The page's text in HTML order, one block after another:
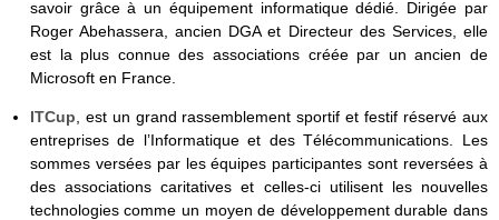
savoir grâce à un équipement informatique dédié. Dirigée par
Roger Abehassera, ancien DGA et Directeur des Services, elle
est la plus connue des associations créée par un ancien de
Microsoft en France.
ITCup , est un grand rassemblement sportif et festif réservé aux
entreprises de l’Informatique et des Télécommunications. Les
sommes versées par les équipes participantes sont reversées à
des associations caritatives et celles-ci utilisent les nouvelles
technologies comme un moyen de développement durable dans